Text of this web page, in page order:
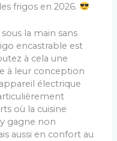
frigos en 2026.
la main sans
encastrable est
à cela une
à leur conception
électrique
où la cuisine
gagne non
aussi en confort au